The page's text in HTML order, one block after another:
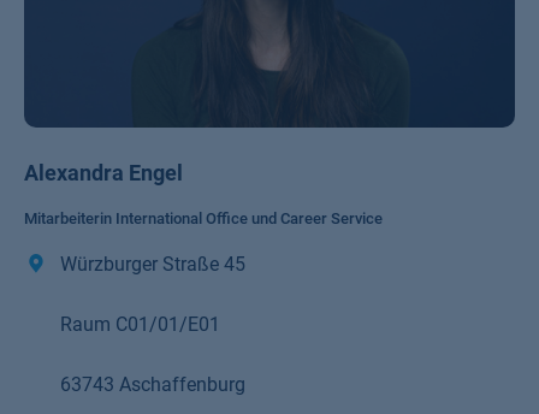
Alexandra Engel
Mitarbeiterin International Office und Career Service
Würzburger Straße 45
Raum C01/01/E01
63743 Aschaffenburg